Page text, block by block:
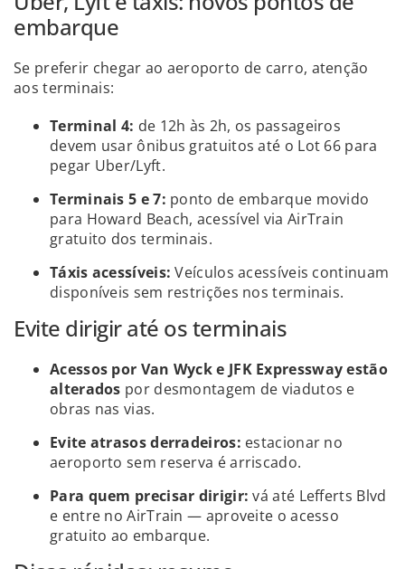
embarque
Se preferir chegar ao aeroporto de carro, atenção
aos terminais:
Terminal 4: de 12h às 2h, os passageiros
devem usar ônibus gratuitos até o Lot 66 para
pegar Uber/Lyft.
Terminais 5 e 7: ponto de embarque movido
para Howard Beach, acessível via AirTrain
gratuito dos terminais.
Táxis acessíveis:Veículos acessíveis continuam
disponíveis sem restrições nos terminais.
Evite dirigir até os terminais
Acessos por Van Wyck e JFK Expressway estão
alterados por desmontagem de viadutos e
obras nas vias.
Evite atrasos derradeiros: estacionar no
aeroporto sem reserva é arriscado.
Para quem precisar dirigir:vá até Lefferts Blvd
e entre no AirTrain — aproveite o acesso
gratuito ao embarque.